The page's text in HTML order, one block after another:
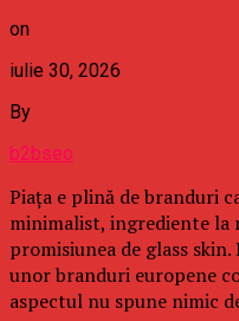
on
iulie 30, 2026
By
b2bseo
Piața e plină de branduri
minimalist, ingrediente la
promisiunea de glass
unor branduri europene
aspectul nu spune nimic